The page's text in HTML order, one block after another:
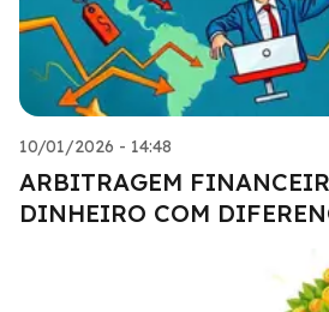
10/01/2026 - 14:48
ARBITRAGEM
DINHEIRO COM